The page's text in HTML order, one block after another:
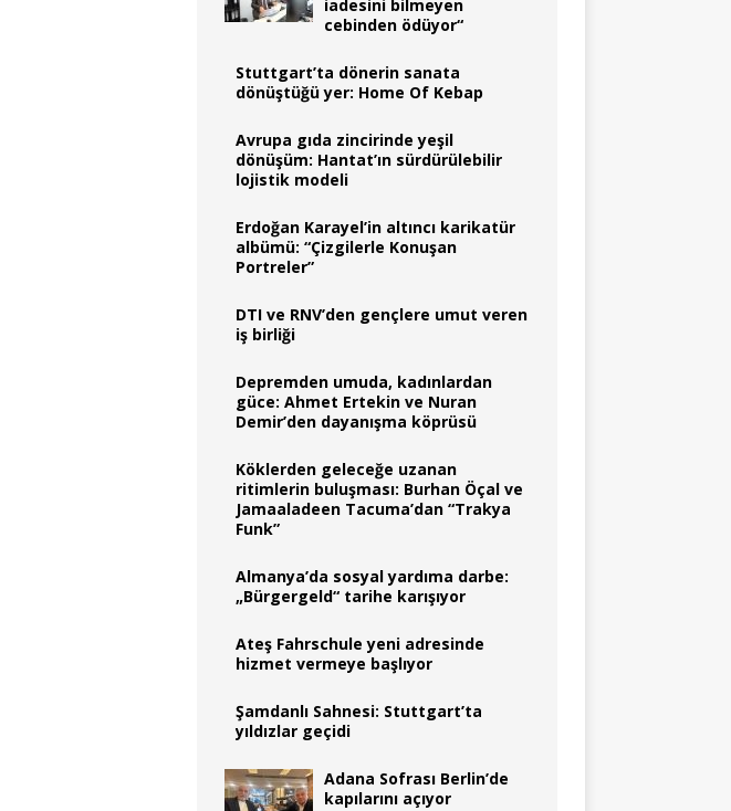
iadesini bilmeyen
cebinden ödüyor“
Stuttgart’ta dönerin sanata
dönüştüğü yer: Home Of Kebap
Avrupa gıda zincirinde yeşil
dönüşüm: Hantat’ın sürdürülebilir
lojistik modeli
Erdoğan Karayel’in altıncı karikatür
albümü: “Çizgilerle Konuşan
Portreler”
DTI ve RNV’den gençlere umut veren
iş birliği
Depremden umuda, kadınlardan
güce: Ahmet Ertekin ve Nuran
Demir’den dayanışma köprüsü
Köklerden geleceğe uzanan
ritimlerin buluşması: Burhan Öçal ve
Jamaaladeen Tacuma’dan “Trakya
Funk”
Almanya’da sosyal yardıma darbe:
„Bürgergeld“ tarihe karışıyor
Ateş Fahrschule yeni adresinde
hizmet vermeye başlıyor
Şamdanlı Sahnesi: Stuttgart’ta
yıldızlar geçidi
Adana Sofrası Berlin’de
kapılarını açıyor